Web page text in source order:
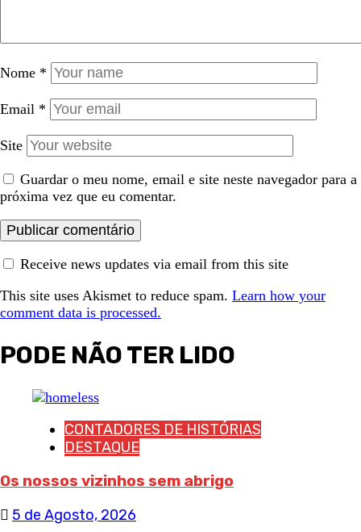
Nome *
Email *
Site
Guardar o meu nome, email e site neste navegador para a
próxima vez que eu comentar.
Receive news updates via email from this site
This site uses Akismet to reduce spam. Learn how your
comment data is processed.
PODE NÃO TER LIDO
CONTADORES DE HISTÓRIAS
DESTAQUE
Os nossos vizinhos sem abrigo
5 de Agosto, 2026